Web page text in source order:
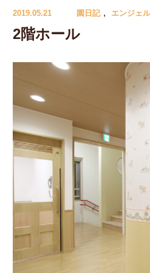
2019.05.21 園日記 , エンジェ
2階ホール